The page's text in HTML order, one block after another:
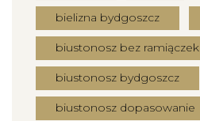
bielizna bydgoszcz
biustonosz bez ramiączek
biustonosz bydgoszcz
biustonosz dopasowanie